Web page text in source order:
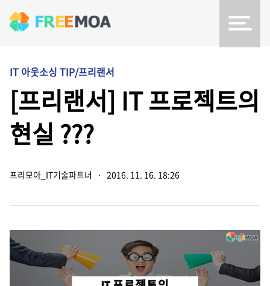
IT 아웃소싱 TIP/프리랜서
[프리랜서] IT 프로젝트의
현실 ???
프리모아_IT기술파트너 · 2016. 11. 16. 18:26